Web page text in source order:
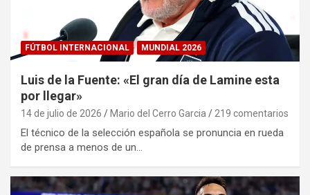
FÚTBOL INTERNACIONAL MUNDIAL 2026
Luis de la Fuente: «El gran día de Lamine esta
por llegar»
14 de julio de 2026 Mario del Cerro Garcia 219 comentarios
El técnico de la selección española se pronuncia en rueda
de prensa a menos de un…